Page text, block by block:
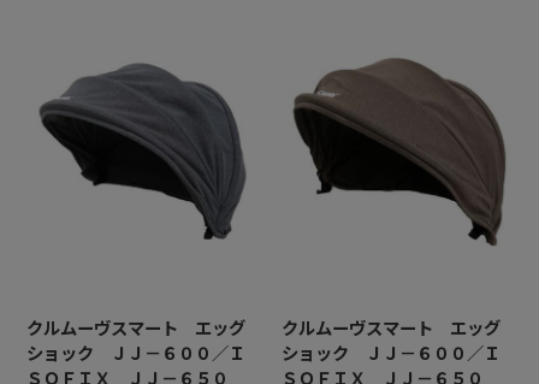
クルムーヴスマート エッグ
ショック ＪＪ－６００／Ｉ
ＳＯＦＩＸ ＪＪ－６５０
クルムーヴスマート エッグ
ショック ＪＪ－６００／Ｉ
ＳＯＦＩＸ ＪＪ－６５０